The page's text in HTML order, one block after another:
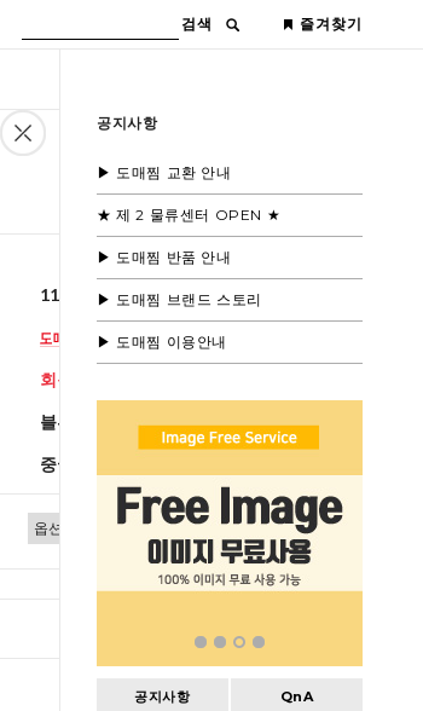
검색 즐겨찾기
공지사항
▶ 도매찜 교환 안내
★ 제 2 물류센터 OPEN ★
▶ 도매찜 반품 안내
▶ 도매찜 브랜드 스토리
▶ 도매찜 이용안내
공지사항 QnA
11,000원(부가세별도)
회원공개
블루모드
중국